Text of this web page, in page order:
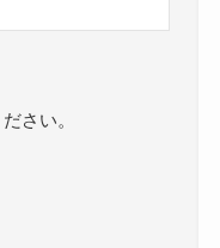
さい。